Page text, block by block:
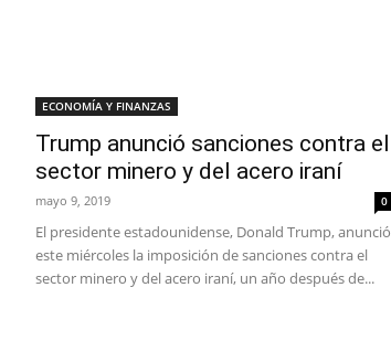
ECONOMÍA Y FINANZAS
Trump anunció sanciones contra el
sector minero y del acero iraní
mayo 9, 2019 0
El presidente estadounidense, Donald Trump, anunció
este miércoles la imposición de sanciones contra el
sector minero y del acero iraní, un año después de...